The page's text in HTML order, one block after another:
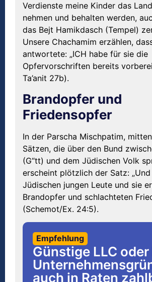
Verdienste meine Kinder das
nehmen und behalten werden,
das Bejt Hamikdasch (Tempel)
Unsere Chachamim erzählen,
antwortete: „ICH habe für sie die
Opfervorschriften bereits
Ta’anit 27b).
Brandopfer und
Friedensopfer
In der Parscha Mischpatim,
Sätzen, die über den Bund
(G“tt) und dem Jüdischen Volk
erscheint plötzlich der Satz:
Jüdischen jungen Leute und sie
Brandopfer und schlachteten
(Schemot/Ex. 24:5).
Empfehlung
Günstige LLC oder
auch in Raten